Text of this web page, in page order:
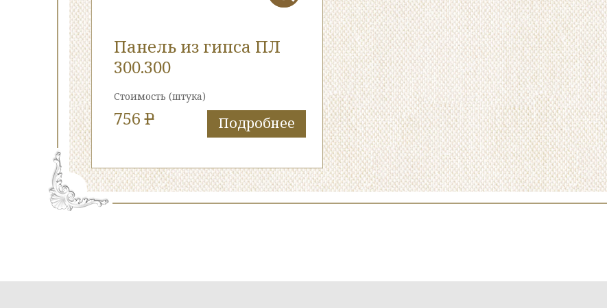
Панель из гипса ПЛ
300.300
Стоимость (штука)
756P Подробнее